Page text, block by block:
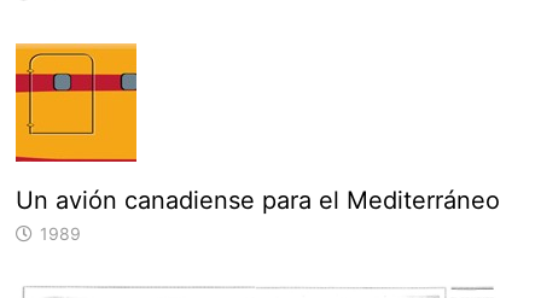
Un avión canadiense para el Mediterráneo
1989